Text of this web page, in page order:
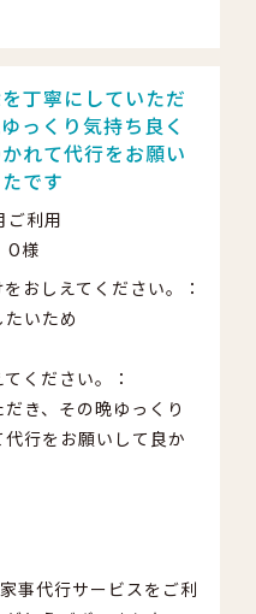
丁寧にしていただ
っくり気持ち良く
れて代行をお願い
です
利用
様
おしえてください。：
いため
ください。：
き、その晩ゆっくり
行をお願いして良か
事代行サービスをご利